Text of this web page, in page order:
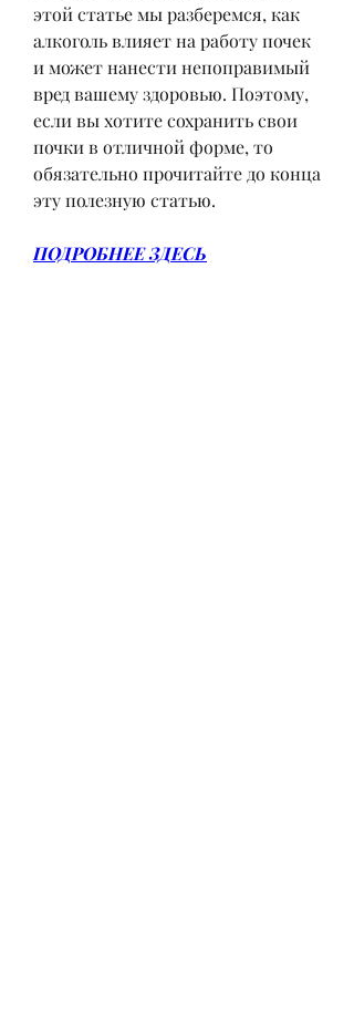
этой статье мы разберемся, как
алкоголь влияет на работу почек
и может нанести непоправимый
вред вашему здоровью. Поэтому,
если вы хотите сохранить свои
почки в отличной форме, то
обязательно прочитайте до конца
эту полезную статью.
ПОДРОБНЕЕ ЗДЕСЬ